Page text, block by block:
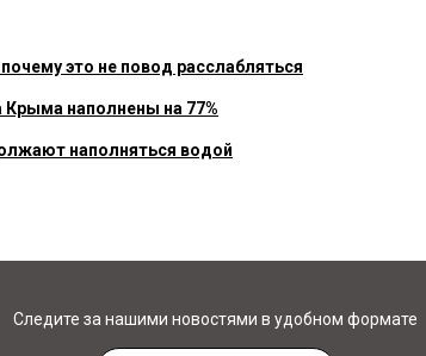
это не повод расслабляться
наполнены на 77%
наполняться водой
Следите за нашими новостями в удобном формате